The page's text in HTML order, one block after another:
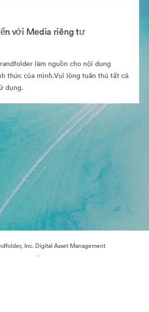
với Media riêng tư
làm nguồn cho nội dung
thức của mình.Vui lòng tuân thủ tất cả
dụng.
Inc. Digital Asset Management
·